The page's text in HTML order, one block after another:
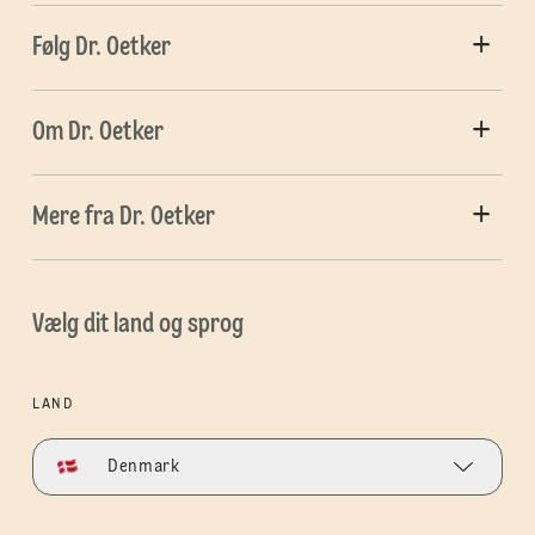
Følg Dr. Oetker
Om Dr. Oetker
Mere fra Dr. Oetker
Vælg dit land og sprog
LAND
Denmark